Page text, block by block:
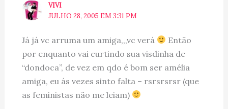
VIVI
JULHO 28, 2005 EM 3:31 PM
Já já vc arruma um amiga,,,vc verá
Então
por enquanto vai curtindo sua visdinha de
“dondoca”, de vez em qdo é bom ser amélia
amiga, eu ás vezes sinto falta – rsrsrsrsr (que
as feministas não me leiam)